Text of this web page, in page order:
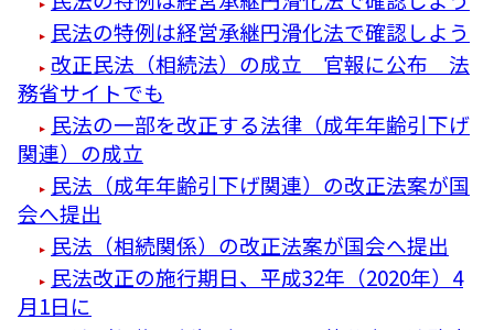
民法の特例は経営承継円滑化法で確認しよう
改正民法（相続法）の成立 官報に公布 法
務省サイトでも
民法の一部を改正する法律（成年年齢引下げ
関連）の成立
民法（成年年齢引下げ関連）の改正法案が国
会へ提出
民法（相続関係）の改正法案が国会へ提出
民法改正の施行期日、平成32年（2020年）4
月1日に